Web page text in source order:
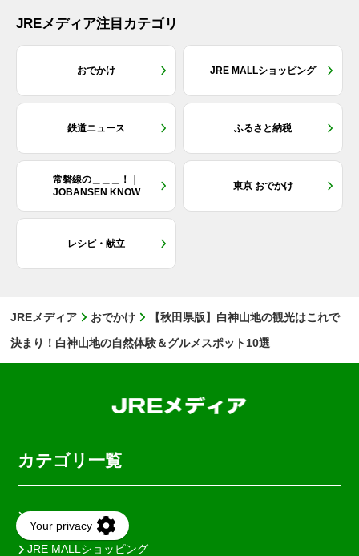
JREメディア注目カテゴリ
おでかけ JRE MALLショッピング
鉄道ニュース ふるさと納税
常磐線の＿＿＿！｜
JOBANSEN KNOW
東京 おでかけ
レシピ・献立
JREメディア おでかけ
【秋田県版】白神山地の観光はこれで
決まり！白神山地の自然体験＆グルメスポット10選
カテゴリ一覧
おでかけ
JRE MALLショッピング